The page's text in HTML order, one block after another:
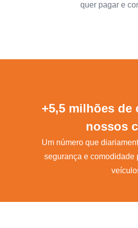
quer pagar e
+5,5 milhões de
nossos
Um número que
segurança e comodidade